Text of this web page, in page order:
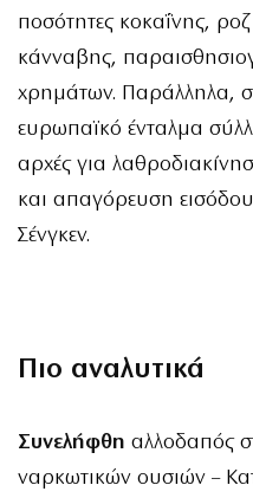
ποσότητες κοκαΐνης,
κάνναβης,
χρημάτων. Παράλληλα,
ευρωπαϊκό ένταλμα
αρχές για
και απαγόρευση
Σένγκεν.
Πιο αναλυτικά
Συνελήφθη αλλοδαπός
ναρκωτικών ουσιών –